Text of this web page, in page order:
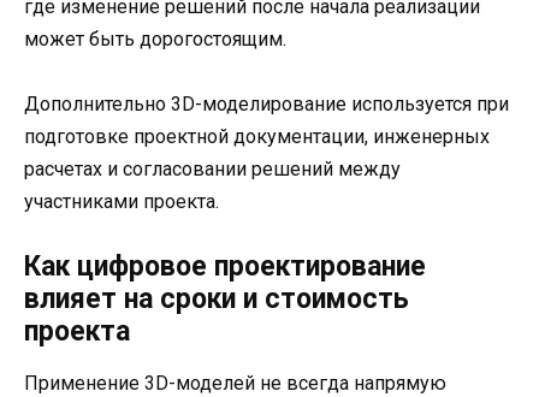
где изменение решений после начала реализации
может быть дорогостоящим.
Дополнительно 3D-моделирование используется при
подготовке проектной документации, инженерных
расчетах и согласовании решений между
участниками проекта.
Как цифровое проектирование
влияет на сроки и стоимость
проекта
Применение 3D-моделей не всегда напрямую